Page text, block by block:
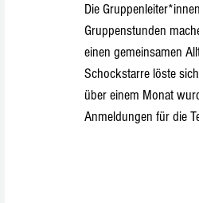
Die
Gruppenstunden
einen gemeinsamen
Schockstarre löste
über einem Monat
Anmeldungen für die